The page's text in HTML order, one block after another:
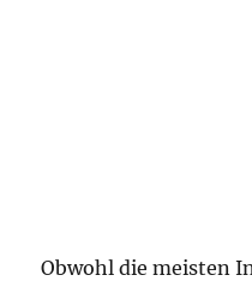
Obwohl die meisten